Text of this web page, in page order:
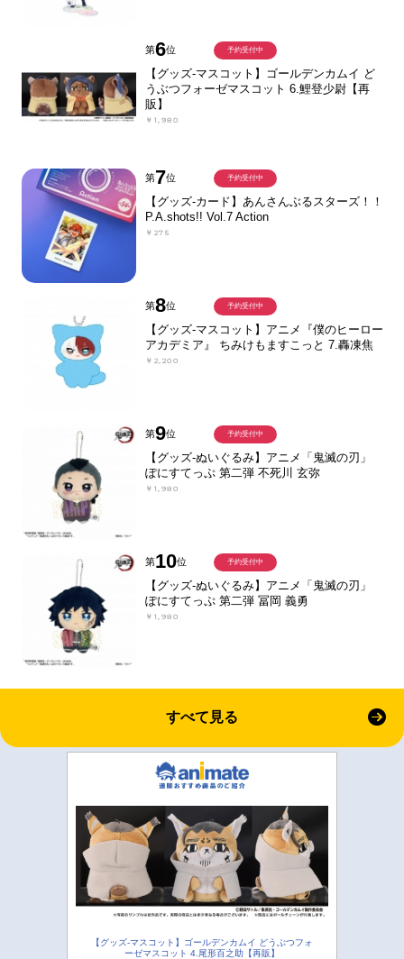
第6位
【グッズ-マスコット】ゴールデンカムイ ど
うぶつフォーゼマスコット 6.鯉登少尉【再
販】
￥1,980
予約受付中
第7位
【グッズ-カード】あんさんぶるスターズ！！
P.A.shots!! Vol.7 Action
￥275
予約受付中
第8位
【グッズ-マスコット】アニメ『僕のヒーロー
アカデミア』 ちみけもますこっと 7.轟凍焦
￥2,200
予約受付中
第9位
【グッズ-ぬいぐるみ】アニメ「鬼滅の刃」
ぽにすてっぷ 第二弾 不死川 玄弥
￥1,980
予約受付中
第10位
【グッズ-ぬいぐるみ】アニメ「鬼滅の刃」
ぽにすてっぷ 第二弾 冨岡 義勇
￥1,980
予約受付中
すべて見る
【グッズ-マスコット】ゴールデンカムイ どうぶつフォ
ーゼマスコット 4.尾形百之助【再販】